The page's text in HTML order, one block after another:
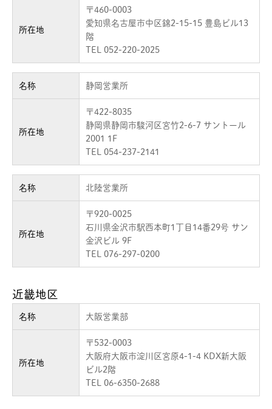
所在地
〒460-0003
愛知県名古屋市中区錦2-15-15 豊島ビル13
階
TEL 052-220-2025
名称 静岡営業所
所在地
〒422-8035
静岡県静岡市駿河区宮竹2-6-7 サントール
2001 1F
TEL 054-237-2141
名称 北陸営業所
所在地
〒920-0025
石川県金沢市駅西本町1丁目14番29号 サン
金沢ビル 9F
TEL 076-297-0200
近畿地区
名称 大阪営業部
所在地
〒532-0003
大阪府大阪市淀川区宮原4-1-4 KDX新大阪
ビル2階
TEL 06-6350-2688